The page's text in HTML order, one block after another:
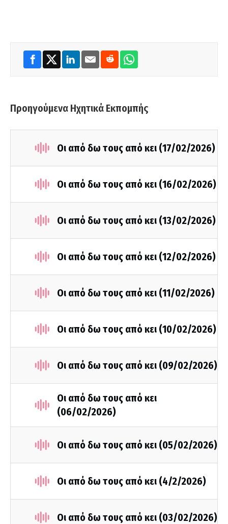
Προηγούμενα Ηχητικά Εκπομπής
Οι από δω τους από κει (17/02/2026)
Οι από δω τους από κει (16/02/2026)
Οι από δω τους από κει (13/02/2026)
Οι από δω τους από κει (12/02/2026)
Οι από δω τους από κει (11/02/2026)
Οι από δω τους από κει (10/02/2026)
Οι από δω τους από κει (09/02/2026)
Οι από δω τους από κει
(06/02/2026)
Οι από δω τους από κει (05/02/2026)
Οι από δω τους από κει (4/2/2026)
Οι από δω τους από κει (03/02/2026)